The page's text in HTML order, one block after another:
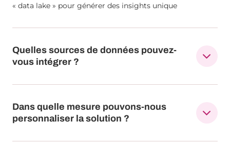
« data lake » pour générer des insights unique
Quelles sources de données pouvez-
vous intégrer ?
Dans quelle mesure pouvons-nous
personnaliser la solution ?